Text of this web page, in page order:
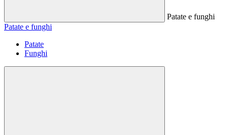
Patate e funghi
Patate e funghi
Patate
Funghi